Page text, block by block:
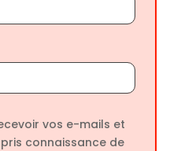
vos e-mails et
connaissance de